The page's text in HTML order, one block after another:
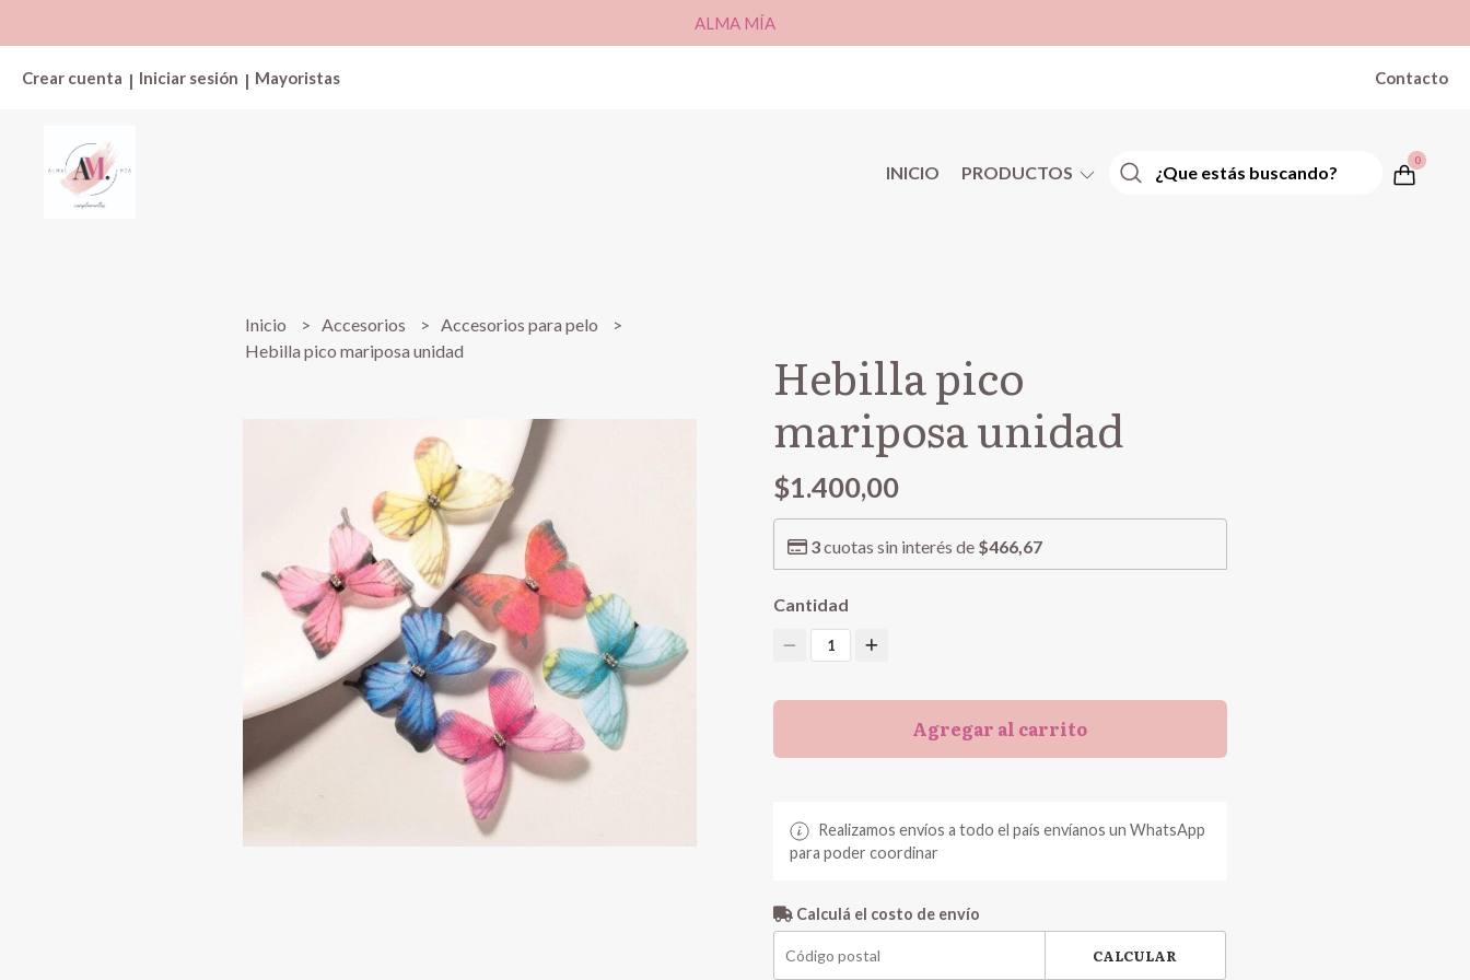
ALMA MÍA
Crear cuenta | Iniciar sesión | Mayoristas Contacto
INICIO PRODUCTOS
0
Inicio Accesorios
Accesorios para pelo
Hebilla pico mariposa unidad
Hebilla pico
mariposa unidad
$1.400,00
3cuotas sin interés de $466,67
Cantidad
1
Agregar al carrito
Realizamos envíos a todo el país envíanos un WhatsApp
para poder coordinar
Calculá el costo de envío
CALCULAR